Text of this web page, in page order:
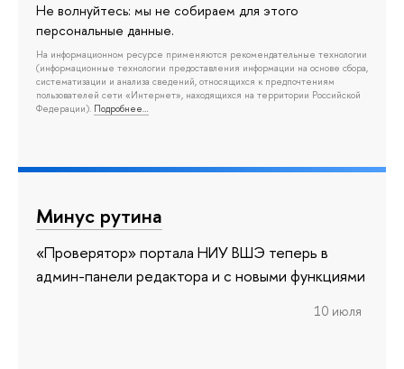
Не волнуйтесь: мы не собираем для этого
персональные данные.
На информационном ресурсе применяются рекомендательные технологии
(информационные технологии предоставления информации на основе сбора,
систематизации и анализа сведений, относящихся к предпочтениям
пользователей сети «Интернет», находящихся на территории Российской
Федерации). Подробнее…
Минус рутина
«Проверятор» портала НИУ ВШЭ теперь в
админ-панели редактора и с новыми функциями
10 июля